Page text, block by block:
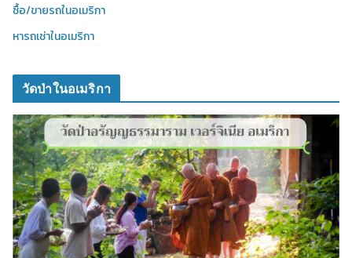
ซื้อ/ขายรถในอเมริกา
หารถเช่าในอเมริกา
วัดป่าในอเมริกา